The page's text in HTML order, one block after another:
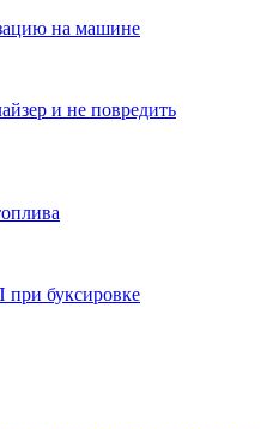
на машине
и не повредить
буксировке